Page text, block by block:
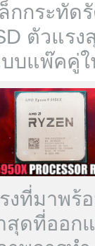
กกระทัด
ตัวแรง
บบแพ๊คคู่
งที่มาพร้
ดที่ออก